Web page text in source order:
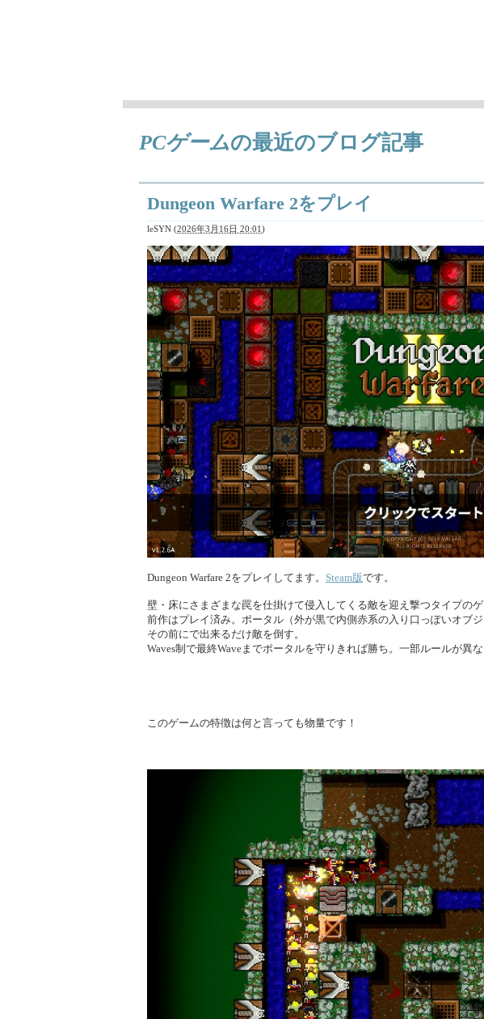
PCゲームの最近のブログ記事
Dungeon Warfare 2をプレイ
leSYN (2026年3月16日 20:01)
Dungeon Warfare 2をプレイしてます。 Steam版です。
壁・床にさまざまな罠を仕掛けて侵入してくる敵を迎え撃つタイプの
前作はプレイ済み。ポータル（外が黒で内側赤系の入り口っぽいオブ
その前にで出来るだけ敵を倒す。
Waves制で最終Waveまでポータルを守りきれば勝ち。一部ルールが異
このゲームの特徴は何と言っても物量です！